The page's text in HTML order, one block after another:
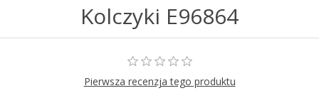
Kolczyki E96864
Pierwsza recenzja tego produktu